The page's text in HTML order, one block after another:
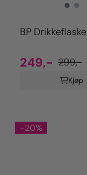
BP Drikkeflaske
249,- 299,-
Kjøp
-20%